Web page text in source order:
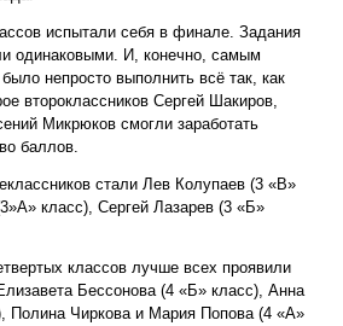
испытали себя в финале. Задания
одинаковыми. И, конечно, самым
непросто выполнить всё так, как
второклассников Сергей Шакиров,
Микрюков смогли заработать
баллов.
стали Лев Колупаев (3 «В»
класс), Сергей Лазарев (3 «Б»
классов лучше всех проявили
Бессонова (4 «Б» класс), Анна
Полина Чиркова и Мария Попова (4 «А»